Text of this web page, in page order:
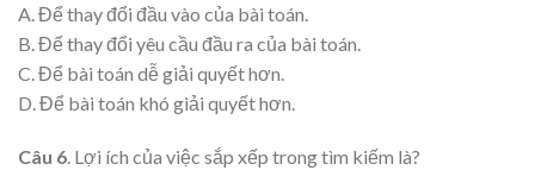
A. Để thay đổi đầu vào của bài toán.
B. Để thay đổi yêu cầu đầu ra của bài toán.
C. Để bài toán dễ giải quyết hơn.
D. Để bài toán khó giải quyết hơn.
Câu 6. Lợi ích của việc sắp xếp trong tìm kiếm là?